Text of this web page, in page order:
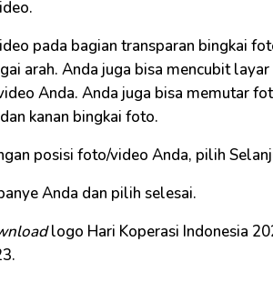
pada bagian transparan bingkai
arah. Anda juga bisa mencubit
Anda. Anda juga bisa memutar
kanan bingkai foto.
posisi foto/video Anda, pilih
Anda dan pilih selesai.
logo Hari Koperasi Indonesia